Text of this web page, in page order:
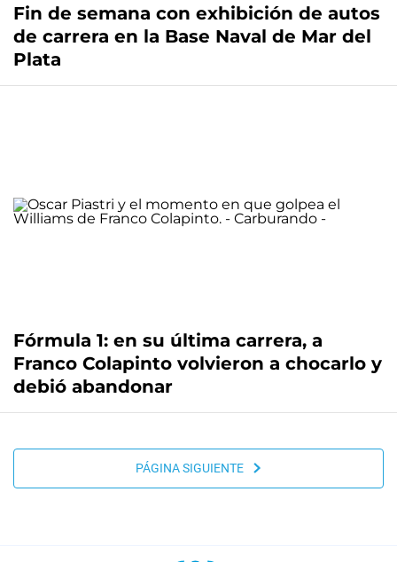
Fin de semana con exhibición de autos
de carrera en la Base Naval de Mar del
Plata
Fórmula 1: en su última carrera, a
Franco Colapinto volvieron a chocarlo y
debió abandonar
PÁGINA SIGUIENTE